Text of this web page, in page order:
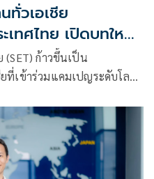
ทั่วเอเชีย
ทศไทย เปิดบทใหม่
รบูรณาการทาง
ก้าวขึ้นเป็น
ที่เข้าร่วมแคมเปญระดับโลก